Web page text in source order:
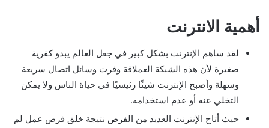
أهمية الانترنت
لقد ساهم الإنترنت بشكل كبير في جعل العالم يبدو كقرية
صغيرة لأن هذه الشبكة العملاقة وفرت وسائل اتصال سريعة
وسهلة وأصبح الإنترنت شيئًا رئيسيًا في حياة الناس ولا يمكن
التخلي عنه أو عدم استخدامه.
حيث أتاح الإنترنت العديد من الفرص نتيجة خلق فرص عمل لم